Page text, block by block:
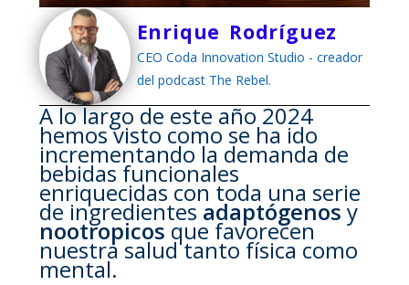
Enrique Rodríguez
CEO Coda Innovation Studio - creador
del podcast The Rebel.
A lo largo de este año 2024
hemos visto como se ha ido
incrementando la demanda de
bebidas funcionales
enriquecidas con toda una serie
de ingredientesadaptógenosy
nootropicosque favorecen
nuestra salud tanto física como
mental.